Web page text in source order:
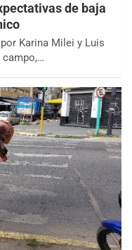
de baja
Karina Milei y Luis
campo,…